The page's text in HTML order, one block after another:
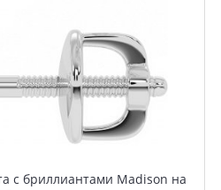
с бриллиантами Madison на